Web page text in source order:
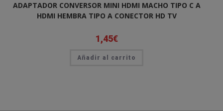
ADAPTADOR CONVERSOR MINI HDMI MACHO TIPO C A
HDMI HEMBRA TIPO A CONECTOR HD TV
1,45€
Añadir al carrito